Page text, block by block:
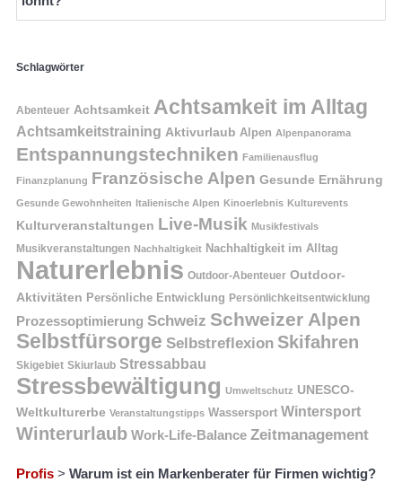
Schlagwörter
Abenteuer Achtsamkeit Achtsamkeit im Alltag
Achtsamkeitstraining Aktivurlaub Alpen Alpenpanorama
Entspannungstechniken Familienausflug
Finanzplanung Französische Alpen Gesunde Ernährung
Gesunde Gewohnheiten Italienische Alpen Kinoerlebnis Kulturevents
Kulturveranstaltungen Live-Musik Musikfestivals
Musikveranstaltungen Nachhaltigkeit Nachhaltigkeit im Alltag
Naturerlebnis Outdoor-Abenteuer Outdoor-
Aktivitäten Persönliche Entwicklung Persönlichkeitsentwicklung
Prozessoptimierung Schweiz Schweizer Alpen
Selbstfürsorge Selbstreflexion Skifahren
Skigebiet Skiurlaub Stressabbau
Stressbewältigung Umweltschutz UNESCO-
Weltkulturerbe Veranstaltungstipps Wassersport Wintersport
Winterurlaub Work-Life-Balance Zeitmanagement
Profis > Warum ist ein Markenberater für Firmen wichtig?